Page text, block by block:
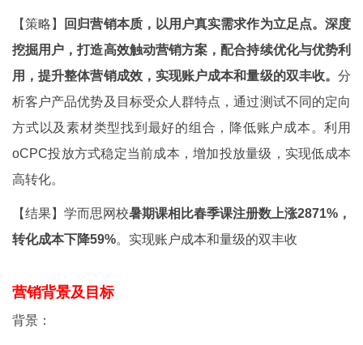
【策略】
回归营销本质，以用户真实需求作为立足点。深度
挖掘用户，打造高效触动营销方案，配合持续优化与优势利
用，提升整体营销成效，实现账户成本和量级的双丰收。 分
析客户产品优势及目标受众人群特点，通过测试不同的定向
方式以及素材类型找到最好的组合，降低账户成本。利用
oCPC投放方式稳定当前成本，增加投放量级，实现低成本
高转化。
【结果】学而思网校暑期课相比春季课注册数上涨2871%，
转化成本下降59%。实现账户成本和量级的双丰收
营销背景及目标
背景：